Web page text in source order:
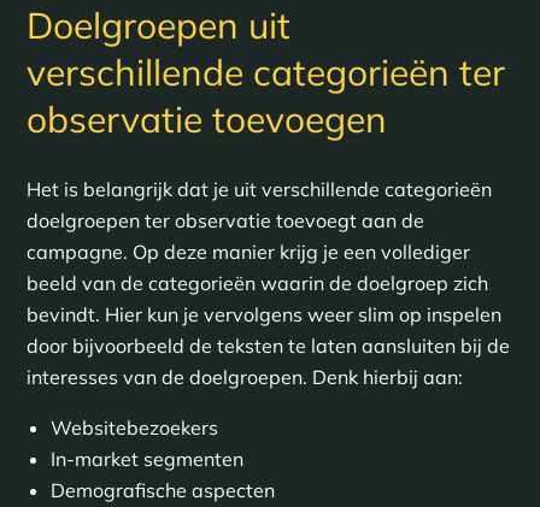
Doelgroepen uit
verschillende categorieën ter
observatie toevoegen
Het is belangrijk dat je uit verschillende categorieën
doelgroepen ter observatie toevoegt aan de
campagne. Op deze manier krijg je een vollediger
beeld van de categorieën waarin de doelgroep zich
bevindt. Hier kun je vervolgens weer slim op inspelen
door bijvoorbeeld de teksten te laten aansluiten bij de
interesses van de doelgroepen. Denk hierbij aan:
Websitebezoekers
In-market segmenten
Demografische aspecten